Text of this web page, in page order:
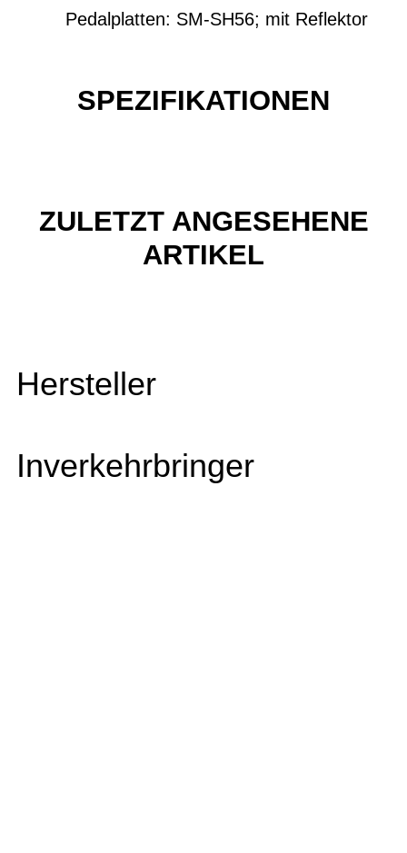
Pedalplatten: SM-SH56; mit Reflektor
SPEZIFIKATIONEN
ZULETZT ANGESEHENE
ARTIKEL
Hersteller
Inverkehrbringer